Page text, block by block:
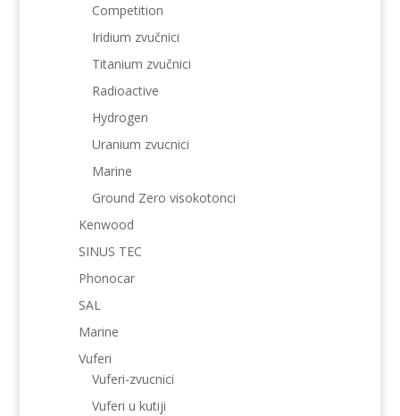
Competition
Iridium zvučnici
Titanium zvučnici
Radioactive
Hydrogen
Uranium zvucnici
Marine
Ground Zero visokotonci
Kenwood
SINUS TEC
Phonocar
SAL
Marine
Vuferi
Vuferi-zvucnici
Vuferi u kutiji